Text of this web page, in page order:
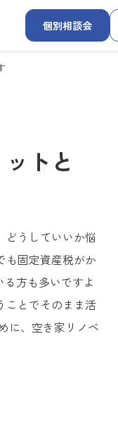
個別相談会
トと
どうしていいか悩
も固定資産税がか
方も多いですよ
ことでそのまま活
に、空き家リノベ